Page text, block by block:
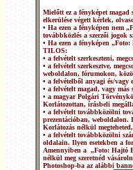
Mielőtt ez a fényképet magad
elkerülése végett kérlek,
• Ha ezen a fényképen nem
továbbközlés a szerzői jogok
• Ha ezen a fényképen
TILOS:
• a felvételt szerkeszteni,
• a felvételt szerkesztve,
weboldalon, fórumokon,
• a felvételből anyagi és/vagy
• a felvételt magad, vagy
• a magyar Polgári
Korlátozottan, írásbeli
• a felvételt továbbközölni
prezentációban, weboldalon.
Korlátozás nélkül
• a felvételt továbbközölni
oldalain. Ilyen esetekben a
Amennyiben a „Foto: Hajtó
nélkül meg szeretnéd
Photoshop-ba az alábbi